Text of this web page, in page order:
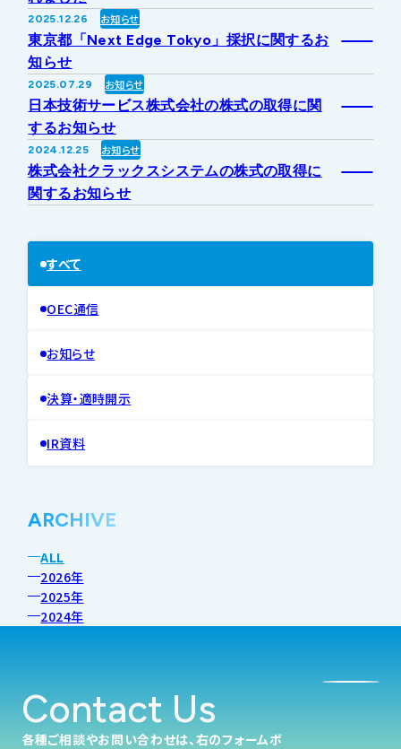
IR方針・免責事項
For Overseas
2025.12.26 お知らせ
東京都「Next Edge Tokyo」採択に関するお
知らせ
2025.07.29 お知らせ
日本技術サービス株式会社の株式の取得に関
するお知らせ
2024.12.25 お知らせ
株式会社クラックスシステムの株式の取得に
関するお知らせ
すべて
OEC通信
お知らせ
決算・適時開示
IR資料
ARCHIVE
ALL
2026年
2025年
2024年
Contact Us
各種ご相談やお問い合わせは、右のフォームボ